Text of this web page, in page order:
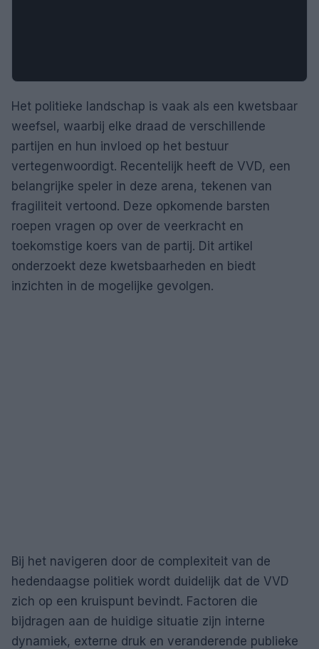
Het politieke landschap is vaak als een kwetsbaar
weefsel, waarbij elke draad de verschillende
partijen en hun invloed op het bestuur
vertegenwoordigt. Recentelijk heeft de VVD, een
belangrijke speler in deze arena, tekenen van
fragiliteit vertoond. Deze opkomende barsten
roepen vragen op over de veerkracht en
toekomstige koers van de partij. Dit artikel
onderzoekt deze kwetsbaarheden en biedt
inzichten in de mogelijke gevolgen.
Bij het navigeren door de complexiteit van de
hedendaagse politiek wordt duidelijk dat de VVD
zich op een kruispunt bevindt. Factoren die
bijdragen aan de huidige situatie zijn interne
dynamiek, externe druk en veranderende publieke